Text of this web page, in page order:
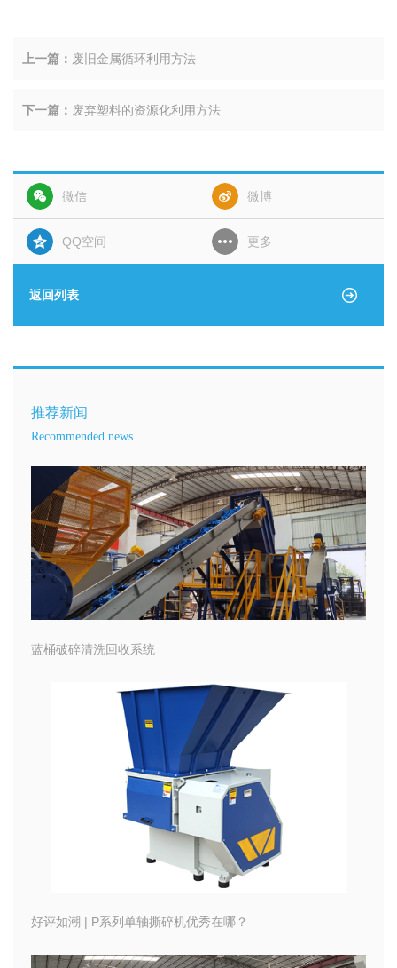
上一篇： 废旧金属循环利用方法
下一篇： 废弃塑料的资源化利用方法
微信 微博
QQ空间 更多
返回列表
推荐新闻
Recommended news
蓝桶破碎清洗回收系统
好评如潮 | P系列单轴撕碎机优秀在哪？